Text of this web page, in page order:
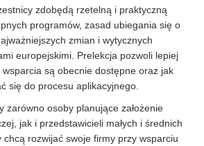
zdobędą rzetelną i praktyczną
programów, zasad ubiegania się o
zmian i wytycznych
europejskimi. Prelekcja pozwoli lepiej
są obecnie dostępne oraz jak
się do procesu aplikacyjnego.
zarówno osoby planujące założenie
jak i przedstawicieli małych i średnich
chcą rozwijać swoje firmy przy wsparciu